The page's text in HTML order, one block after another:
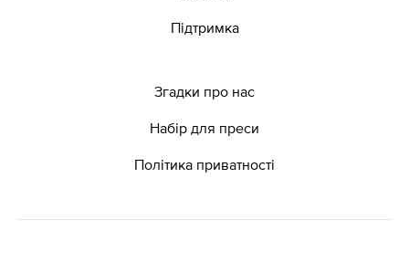
Підтримка
Згадки про нас
Набір для преси
Політика приватності